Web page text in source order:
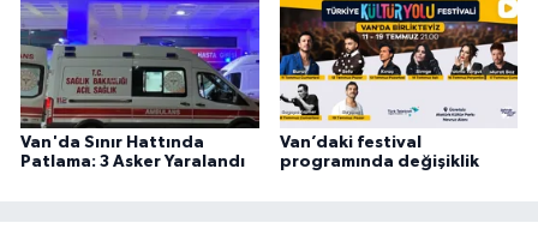
Van'da Sınır Hattında
Patlama: 3 Asker Yaralandı
Van’daki festival
programında değişiklik